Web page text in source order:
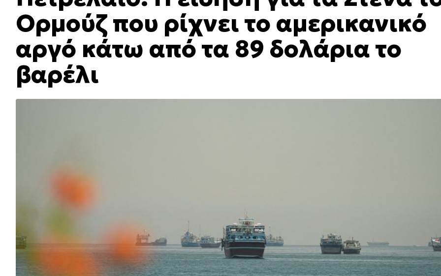
Ορμούζ που ρίχνει το αμερικανικό
αργό κάτω από τα 89 δολάρια το
βαρέλι